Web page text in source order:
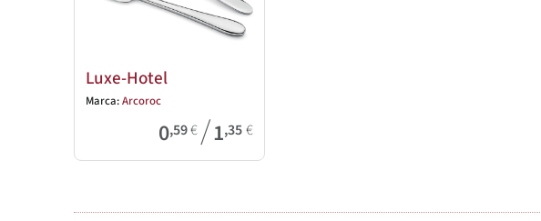
Luxe-Hotel
Marca:Arcoroc
0,59€/1,35€